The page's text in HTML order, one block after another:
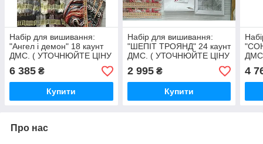
Набір для вишивання:
"Ангел і демон" 18 каунт
ДМС. ( УТОЧНЮЙТЕ ЦІНУ
ПЕРЕД ОПЛАТОЮ)
6 385 ₴
Купити
Набір для вишивання:
"ШЕПІТ ТРОЯНД" 24 каунт
ДМС. ( УТОЧНЮЙТЕ ЦІНУ
ПЕРЕД ОПЛАТОЮ)
2 995₴
Купити
4
Про нас